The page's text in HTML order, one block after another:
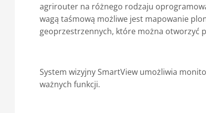
agrirouter na różnego rodzaju
wagą taśmową możliwe jest mapowanie
geoprzestrzennych, które można otworzyć
System wizyjny SmartView umożliwia
ważnych funkcji.